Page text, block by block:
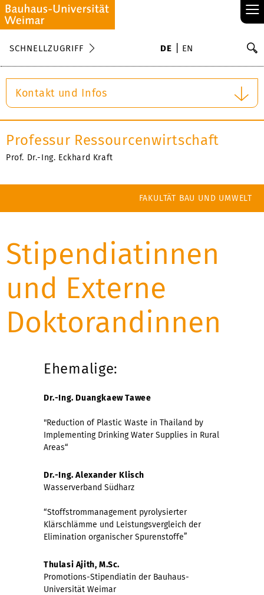
≡
SCHNELLZUGRIFF DE EN
Kontakt und Infos
Professur Ressourcenwirtschaft
Prof. Dr.-Ing. Eckhard Kraft
FAKULTÄT BAU UND UMWELT
Stipendiatinnen
und Externe
Doktorandinnen
Ehemalige:
Dr.-Ing. Duangkaew Tawee
"Reduction of Plastic Waste in Thailand by
Implementing Drinking Water Supplies in Rural
Areas“
Dr.-Ing. Alexander Klisch
Wasserverband Südharz
“Stoffstrommanagement pyrolysierter
Klärschlämme und Leistungsvergleich der
Elimination organischer Spurenstoffe”
Thulasi Ajith, M.Sc.
Promotions-Stipendiatin der Bauhaus-
Universität Weimar